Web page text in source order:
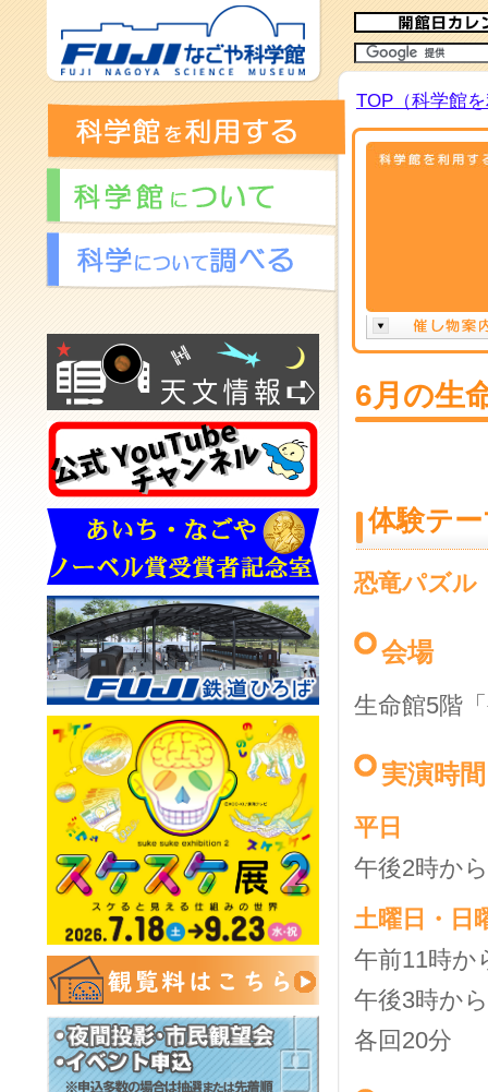
TOP（科学館
6月の生
体験テ
恐竜パズル
会場
生命館5階
実演時間
平日
午後2時から
土曜日・日
午前11時か
午後3時から
各回20分